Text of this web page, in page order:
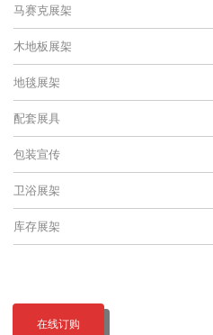
马赛克展架
木地板展架
地毯展架
配套展具
包装宣传
卫浴展架
库存展架
在线订购